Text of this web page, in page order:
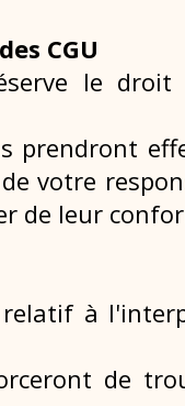
CGU
le
prendront
votre
de leur
à
de